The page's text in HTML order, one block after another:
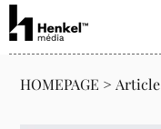
HOMEPAGE > Article